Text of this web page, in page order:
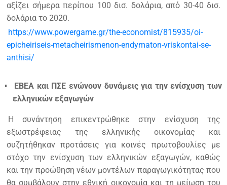
αξίζει σήμερα περίπου 100 δισ. δολάρια, από 30-40 δισ.
δολάρια το 2020.
https://www.powergame.gr/the-economist/815935/oi-
epicheiriseis-metacheirismenon-endymaton-vriskontai-se-
anthisi/
ΕΒΕΑ και ΠΣΕ ενώνουν δυνάμεις για την ενίσχυση των
ελληνικών εξαγωγών
Η συνάντηση επικεντρώθηκε στην ενίσχυση της
εξωστρέφειας της ελληνικής οικονομίας και
συζητήθηκαν προτάσεις για κοινές πρωτοβουλίες με
στόχο την ενίσχυση των ελληνικών εξαγωγών, καθώς
και την προώθηση νέων μοντέλων παραγωγικότητας που
θα συμβάλουν στην εθνική οικονομία και τη μείωση του